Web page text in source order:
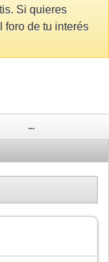
Si quieres
foro de tu interés
...